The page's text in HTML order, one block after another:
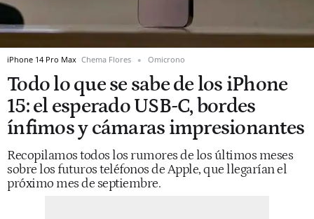
iPhone 14 Pro Max Chema Flores Omicrono
Todo lo que se sabe de los iPhone
15: el esperado USB-C, bordes
ínfimos y cámaras impresionantes
Recopilamos todos los rumores de los últimos meses
sobre los futuros teléfonos de Apple, que llegarían el
próximo mes de septiembre.